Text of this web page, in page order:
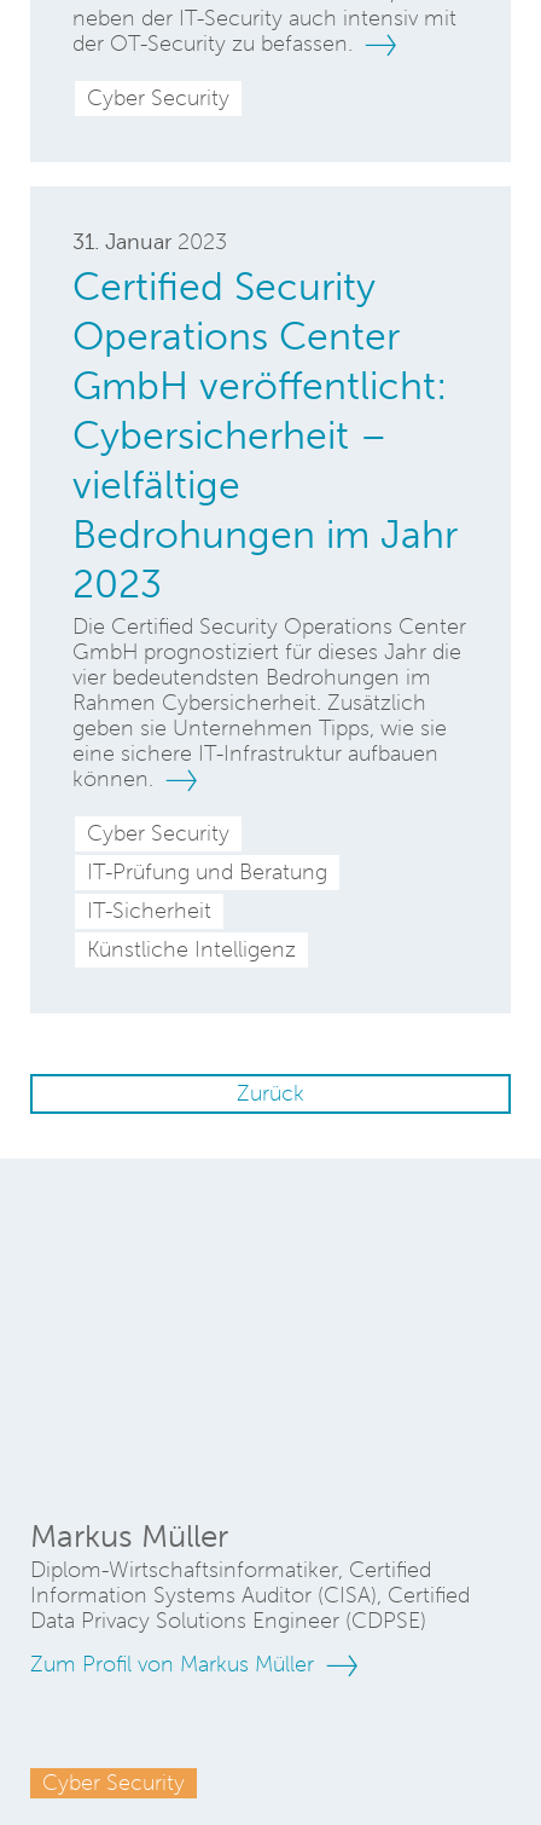
neben der IT-Security auch intensiv mit
der OT-Security zu befassen.
Cyber Security
31. Januar 2023
Certified Security
Operations Center
GmbH veröffentlicht:
Cybersicherheit –
vielfältige
Bedrohungen im Jahr
2023
Die Certified Security Operations Center
GmbH prognostiziert für dieses Jahr die
vier bedeutendsten Bedrohungen im
Rahmen Cybersicherheit. Zusätzlich
geben sie Unternehmen Tipps, wie sie
eine sichere IT-Infrastruktur aufbauen
können.
Cyber Security
IT-Prüfung und Beratung
IT-Sicherheit
Künstliche Intelligenz
Zurück
Markus Müller
Diplom-Wirtschaftsinformatiker, Certified
Information Systems Auditor (CISA), Certified
Data Privacy Solutions Engineer (CDPSE)
Zum Profil von Markus Müller
Cyber Security